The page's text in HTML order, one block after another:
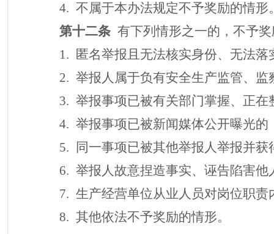
4. 不属于本办法规定不予奖励的情形
第十二条 有下列情形之一的，不予
1.
匿名举报且无法核实身份、无法落
2. 举报人属于负有安全生产监管、监
3. 举报事项已被有关部门掌握、正在
4. 举报事项已被新闻媒体公开曝光的
5.
同一事项已被其他举报人举报并获
6. 举报人故意捏造事实、诬告陷害他
7. 生产经营单位从业人员对岗位职
8. 其他依法不予奖励的情形。